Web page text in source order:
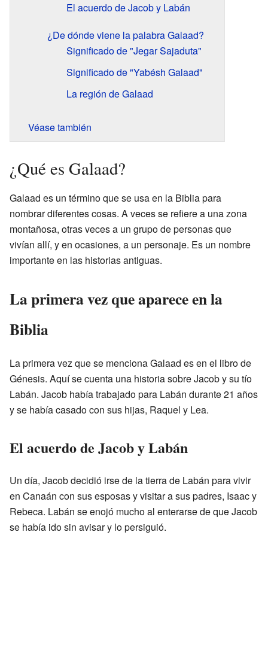
El acuerdo de Jacob y Labán
¿De dónde viene la palabra Galaad?
Significado de "Jegar Sajaduta"
Significado de "Yabésh Galaad"
La región de Galaad
Véase también
¿Qué es Galaad?
Galaad es un término que se usa en la Biblia para
nombrar diferentes cosas. A veces se refiere a una zona
montañosa, otras veces a un grupo de personas que
vivían allí, y en ocasiones, a un personaje. Es un nombre
importante en las historias antiguas.
La primera vez que aparece en la
Biblia
La primera vez que se menciona Galaad es en el libro de
Génesis. Aquí se cuenta una historia sobre Jacob y su tío
Labán. Jacob había trabajado para Labán durante 21 años
y se había casado con sus hijas, Raquel y Lea.
El acuerdo de Jacob y Labán
Un día, Jacob decidió irse de la tierra de Labán para vivir
en Canaán con sus esposas y visitar a sus padres, Isaac y
Rebeca. Labán se enojó mucho al enterarse de que Jacob
se había ido sin avisar y lo persiguió.